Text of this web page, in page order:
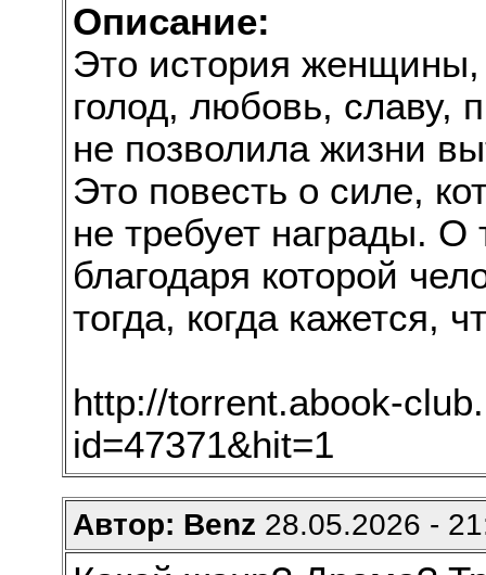
Описание:
Это история женщины,
голод, любовь, славу,
не позволила жизни
Это повесть о силе,
не требует награды. О
благодаря которой
тогда, когда кажется,
http://torrent.abook-
id=47371&hit=1
Автор: Benz 28.05.2026 -